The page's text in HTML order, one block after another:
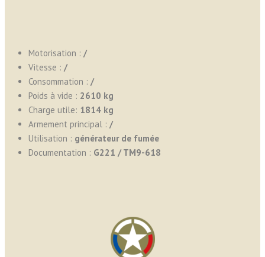
Motorisation : /
Vitesse : /
Consommation : /
Poids à vide : 2610 kg
Charge utile: 1814 kg
Armement principal : /
Utilisation : générateur de fumée
Documentation : G221 / TM9-618